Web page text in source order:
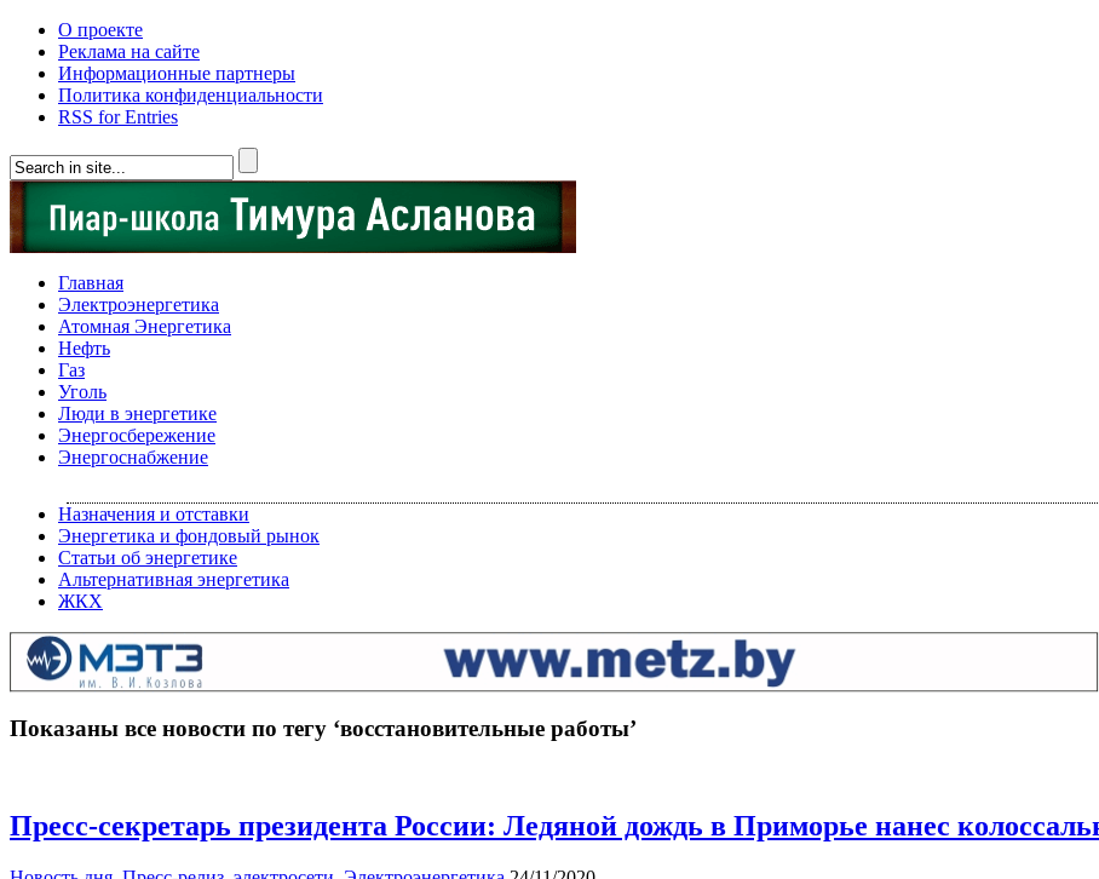
О проекте
Реклама на сайте
Информационные партнеры
Политика конфиденциальности
RSS for Entries
Главная
Электроэнергетика
Атомная Энергетика
Нефть
Газ
Уголь
Люди в энергетике
Энергосбережение
Энергоснабжение
Назначения и отставки
Энергетика и фондовый рынок
Статьи об энергетике
Альтернативная энергетика
ЖКХ
Показаны все новости по тегу ‘восстановительные работы’
Пресс-секретарь президента России: Ледяной дождь в Приморье нанес